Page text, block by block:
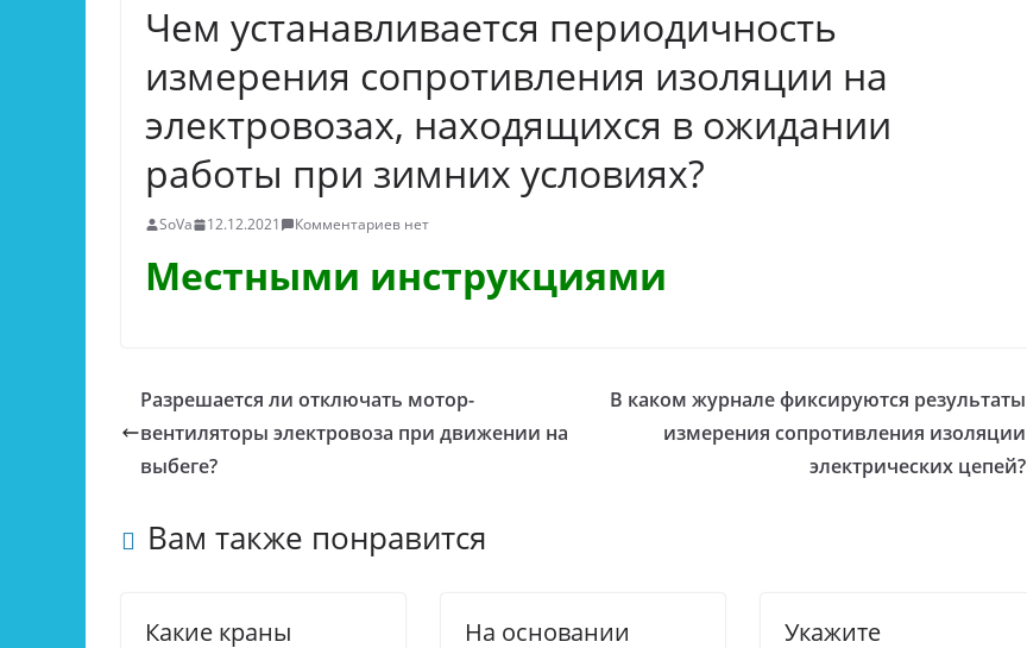
Чем устанавливается периодичность
измерения сопротивления изоляции на
электровозах, находящихся в ожидании
работы при зимних условиях?
SoVa 12.12.2021 Комментариев нет
Местными инструкциями
Разрешается ли отключать мотор-
вентиляторы электровоза при движении на
выбеге?
В каком журнале фиксируются результаты
измерения сопротивления изоляции
электрических цепей?
Вам также понравится
Какие краны
На основании
Укажите